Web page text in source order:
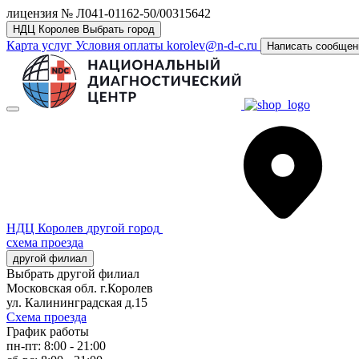
лицензия № Л041-01162-50/00315642
НДЦ Королев Выбрать город
Карта услуг Условия оплаты korolev@n-d-c.ru Написать
НДЦ Королев другой город
схема проезда
другой филиал
Выбрать другой филиал
Московская обл. г.Королев
ул. Калининградская д.15
Схема проезда
График работы
пн-пт: 8:00 - 21:00